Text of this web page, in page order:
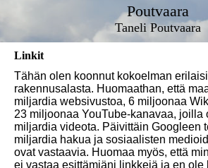
Poutvaara
Taneli Poutvaara
Linkit
Tähän olen koonnut kokoelman
rakennusalasta. Huomaathan, että
miljardia websivustoa, 6 miljoonaa
23 miljoonaa YouTube-kanavaa, joilla
miljardia videota. Päivittäin Googleen
miljardia hakua ja sosiaalisten
ovat vastaavia. Huomaa myös, että
ei vastaa esittämiäni linkkejä ja en ole